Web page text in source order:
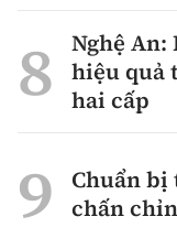
Nghệ An:
hiệu quả
hai cấp
Chuẩn bị
chấn